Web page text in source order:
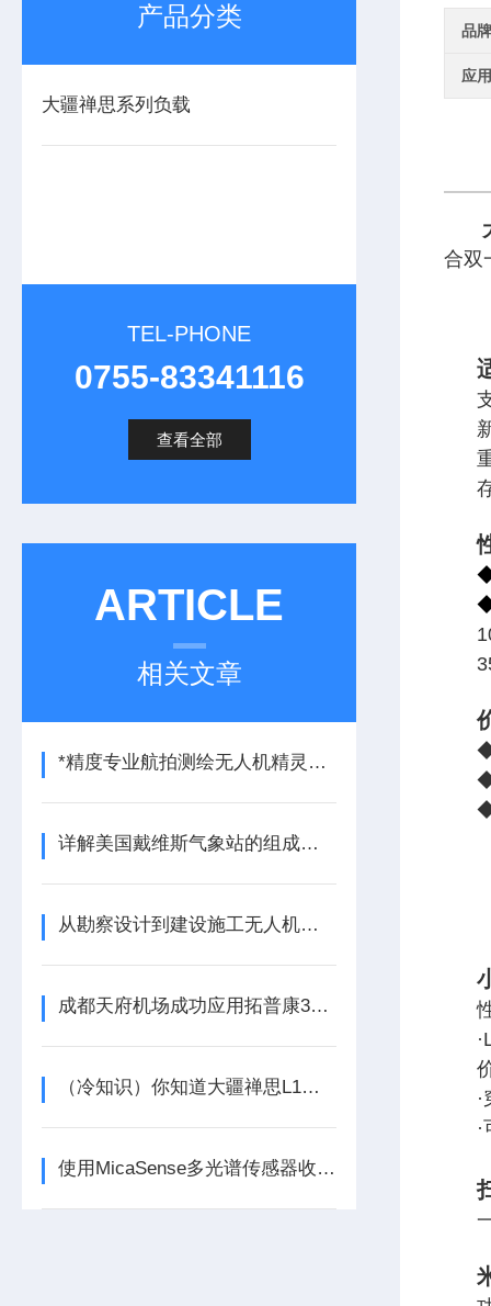
产品分类
大疆禅思系列负载
TEL-PHONE
0755-83341116
查看全部
ARTICLE
相关文章
*精度专业航拍测绘无人机精灵4RTK的应用
详解美国戴维斯气象站的组成结构
从勘察设计到建设施工无人机全方面赋能工程建设
成都天府机场成功应用拓普康3D毫米GPS摊铺控制系统
（冷知识）你知道大疆禅思L1激光雷达的点云穿透性吗
使用MicaSense多光谱传感器收集数据的基本准则
品牌
应
合双